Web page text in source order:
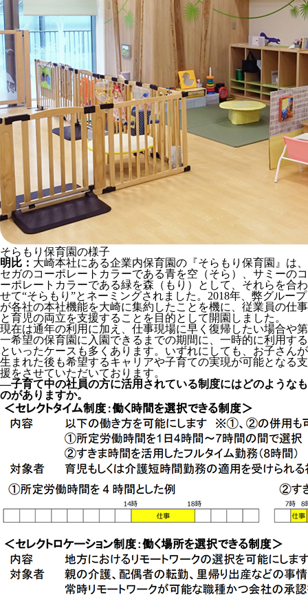
そらもり保育園の様子
明比： 大崎本社にある企業内保育園の『そらもり保育園』は、
セガのコーポレートカラーである青を空（そら）、サミーのコ
ーポレートカラーである緑を森（もり）として、それらを合わ
せて“そらもり”とネーミングされました。2018年、弊グループ
が各社の本社機能を大崎に集約したことを機に、従業員の仕事
と育児の両立を支援することを目的として開園しました。
現在は通年の利用に加え、仕事現場に早く復帰したい場合や第
一希望の保育園に入園できるまでの期間に、一時的に利用する
といったケースも多くあります。いずれにしても、お子さんが
生まれた後も希望するキャリアや子育ての実現が可能となる支
援をさせていただいております。
―子育て中の社員の方に活用されている制度にはどのようなも
のがありますか。